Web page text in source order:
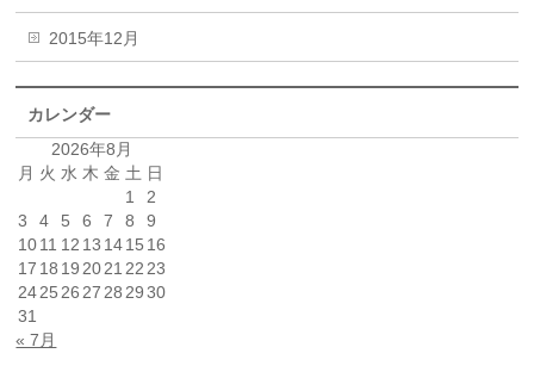
2015年12月
カレンダー
2026年8月
月 火 水 木 金 土 日
1
2
3
4 5 6 7 8
9
1011 12 13 1415 16
17 18 19 2021 22 23
2425 26 27 28 29 30
31
« 7月